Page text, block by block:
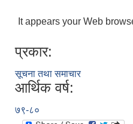
It appears your Web
प्रकार:
सूचना तथा समाचार
आर्थिक वर्ष:
७९-८०